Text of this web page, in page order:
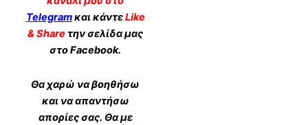
Telegramκαι κάντεLike
& Share την σελίδα μας
στο Facebook.
Θα χαρώ να βοηθήσω
και να απαντήσω
απορίες σας. Θα με